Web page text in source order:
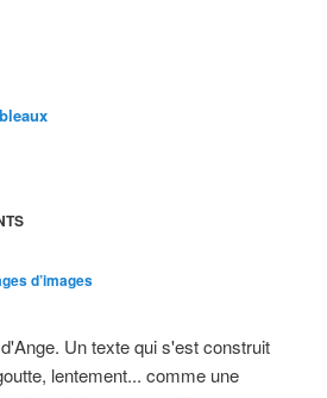
d’images
Un texte qui s'est construit
lentement... comme une